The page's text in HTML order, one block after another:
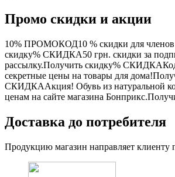
Промо скидки и акции
10% ПРОМОКОД10 % скидки для
скидку% СКИДКА50 грн. скидки за
рассылку.Получить скидку% СКИДКА
секретные цены на товары для
СКИДКААкция! Обувь из натуральной
ценам на сайте магазина
Доставка до потребителя
Продукцию магазин направляет клиенту